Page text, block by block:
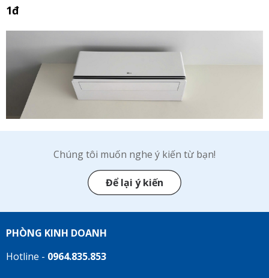
1đ
Chúng tôi muốn nghe ý kiến từ bạn!
Để lại ý kiến
PHÒNG KINH DOANH
Hotline - 0964.835.853